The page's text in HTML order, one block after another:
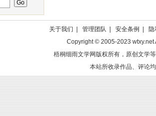
关于我们 管理团队 安全条例
隐
Copyright © 2005-2023
梧桐细雨文学网版权所有，原创文学
本站所收录作品、评论